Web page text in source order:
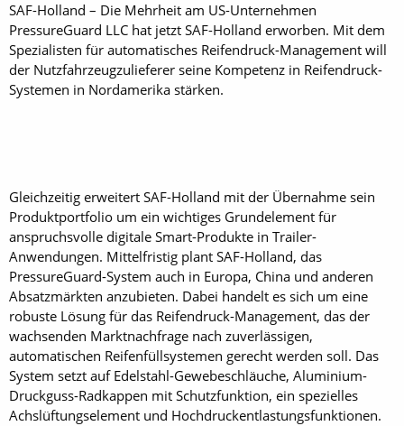
SAF-Holland – Die Mehrheit am US-Unternehmen
PressureGuard LLC hat jetzt SAF-Holland erworben. Mit dem
Spezialisten für automatisches Reifendruck-Management will
der Nutzfahrzeugzulieferer seine Kompetenz in Reifendruck-
Systemen in Nordamerika stärken.
Gleichzeitig erweitert SAF-Holland mit der Übernahme sein
Produktportfolio um ein wichtiges Grundelement für
anspruchsvolle digitale Smart-Produkte in Trailer-
Anwendungen. Mittelfristig plant SAF-Holland, das
PressureGuard-System auch in Europa, China und anderen
Absatzmärkten anzubieten. Dabei handelt es sich um eine
robuste Lösung für das Reifendruck-Management, das der
wachsenden Marktnachfrage nach zuverlässigen,
automatischen Reifenfüllsystemen gerecht werden soll. Das
System setzt auf Edelstahl-Gewebeschläuche, Aluminium-
Druckguss-Radkappen mit Schutzfunktion, ein spezielles
Achslüftungselement und Hochdruckentlastungsfunktionen.